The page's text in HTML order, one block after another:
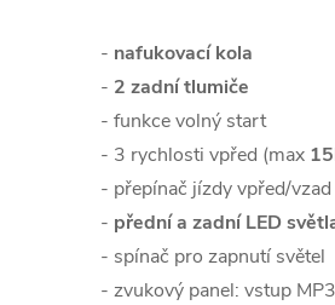
- nafukovací kola
- 2 zadní tlumiče
- funkce volný start
- 3 rychlosti vpřed (max
- přepínač jízdy vpřed/vzad
- přední a zadní LED
- spínač pro zapnutí světel
- zvukový panel: vstup